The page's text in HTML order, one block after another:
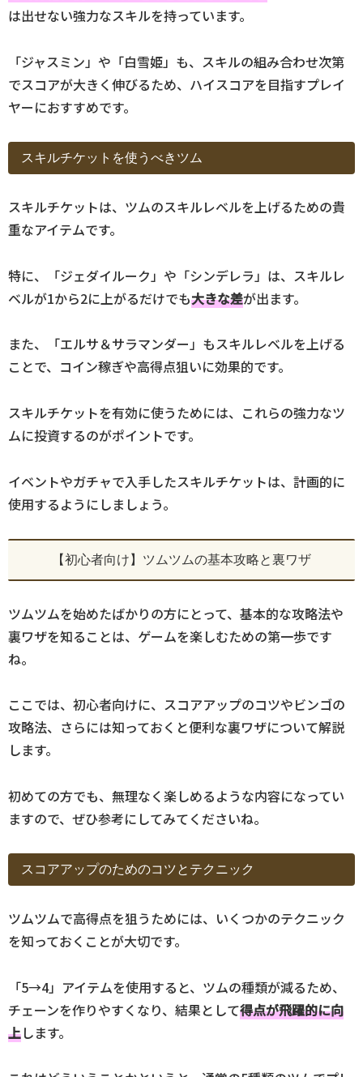
は出せない強力なスキルを持っています。
「ジャスミン」や「白雪姫」も、スキルの組み合わせ次第
でスコアが大きく伸びるため、ハイスコアを目指すプレイ
ヤーにおすすめです。
スキルチケットを使うべきツム
スキルチケットは、ツムのスキルレベルを上げるための貴
重なアイテムです。
特に、「ジェダイルーク」や「シンデレラ」は、スキルレ
ベルが1から2に上がるだけでも大きな差が出ます。
また、「エルサ＆サラマンダー」もスキルレベルを上げる
ことで、コイン稼ぎや高得点狙いに効果的です。
スキルチケットを有効に使うためには、これらの強力なツ
ムに投資するのがポイントです。
イベントやガチャで入手したスキルチケットは、計画的に
使用するようにしましょう。
【初心者向け】ツムツムの基本攻略と裏ワザ
ツムツムを始めたばかりの方にとって、基本的な攻略法や
裏ワザを知ることは、ゲームを楽しむための第一歩です
ね。
ここでは、初心者向けに、スコアアップのコツやビンゴの
攻略法、さらには知っておくと便利な裏ワザについて解説
します。
初めての方でも、無理なく楽しめるような内容になってい
ますので、ぜひ参考にしてみてくださいね。
スコアアップのためのコツとテクニック
ツムツムで高得点を狙うためには、いくつかのテクニック
を知っておくことが大切です。
「5→4」アイテムを使用すると、ツムの種類が減るため、
チェーンを作りやすくなり、結果として得点が飛躍的に向
上します。